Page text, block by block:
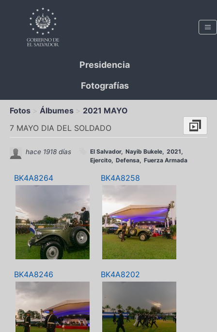
Presidencia
Fotografías
Fotos Álbumes
2021 MAYO
7 MAYO DIA DEL SOLDADO
hace 1918 días El Salvador Nayib Bukele 2021
Ejercito Defensa Fuerza Armada
BK4A8264 BK4A8258
BK4A8246 BK4A8202